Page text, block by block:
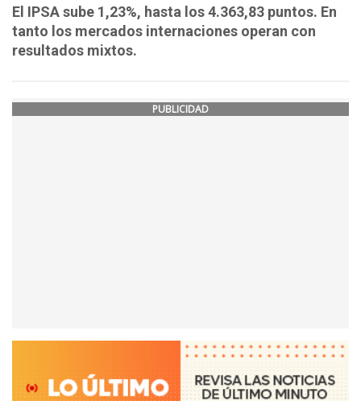
El IPSA sube 1,23%, hasta los 4.363,83 puntos. En
tanto los mercados internaciones operan con
resultados mixtos.
PUBLICIDAD